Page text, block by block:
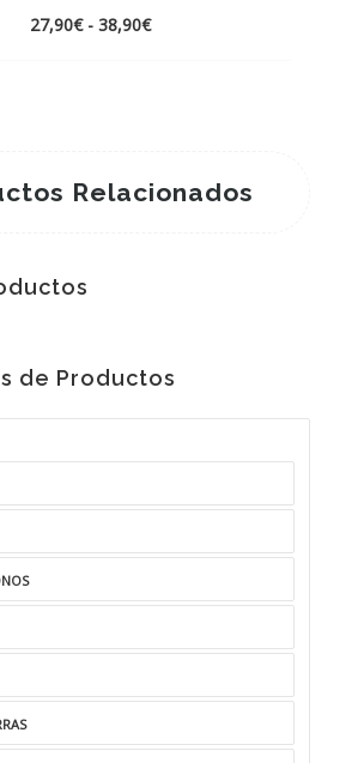
27,90€ - 38,90€Rango
Relacionados
de Productos